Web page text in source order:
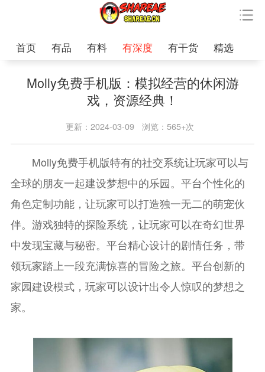
首页 有品 有料 有深度 有干货 精选
Molly免费手机版：模拟经营的休闲游
戏，资源经典！
更新：2024-03-09 浏览：565+次
Molly免费手机版特有的社交系统让玩家可以与
全球的朋友一起建设梦想中的乐园。平台个性化的
角色定制功能，让玩家可以打造独一无二的萌宠伙
伴。游戏独特的探险系统，让玩家可以在奇幻世界
中发现宝藏与秘密。平台精心设计的剧情任务，带
领玩家踏上一段充满惊喜的冒险之旅。平台创新的
家园建设模式，玩家可以设计出令人惊叹的梦想之
家。